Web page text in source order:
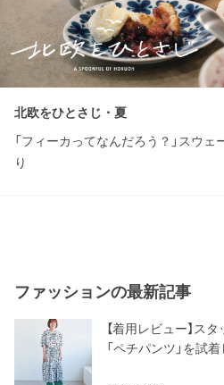
北欧をひとさじ・夏
「フィーカってなんだろう？」スウ
り
ファッションの最新記事
【着用レビュー】ス
「ペチパンツ」を試